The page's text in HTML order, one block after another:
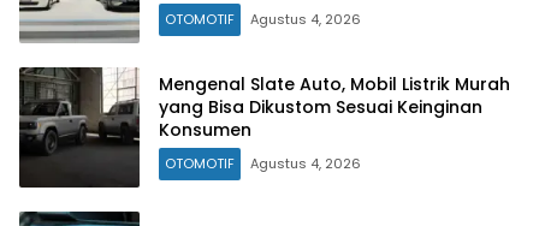
OTOMOTIF Agustus 4, 2026
Mengenal Slate Auto, Mobil Listrik Murah
yang Bisa Dikustom Sesuai Keinginan
Konsumen
OTOMOTIF Agustus 4, 2026